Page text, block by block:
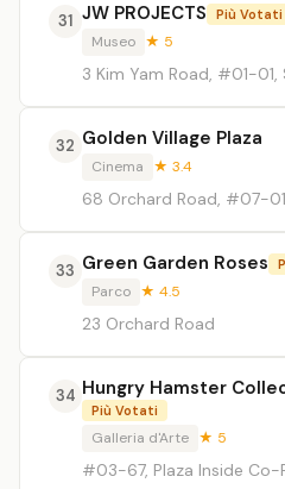
31 JW PROJECTS Più Votati
Museo ★ 5
3 Kim Yam Road, #01-01,
32 Golden Village Plaza
Cinema ★ 3.4
68 Orchard Road, #07-
33 Green Garden Roses
Parco ★ 4.5
23 Orchard Road
34 Hungry Hamster
Più Votati
Galleria d'Arte ★ 5
#03-67, Plaza Inside Co-